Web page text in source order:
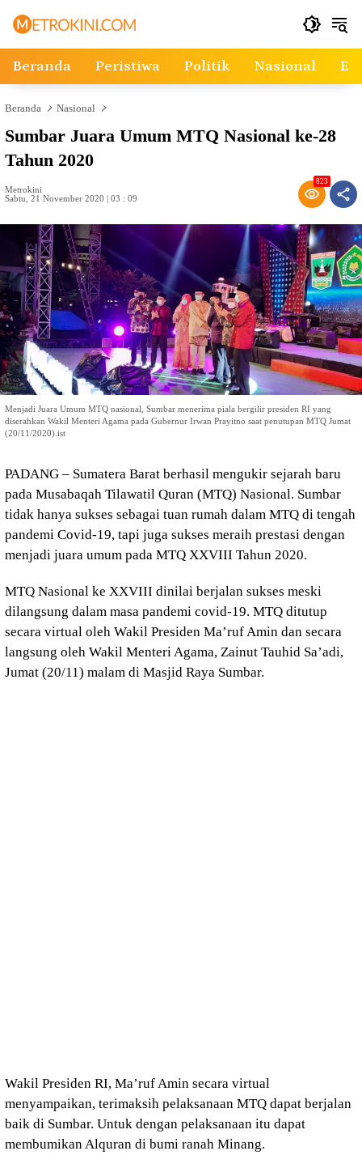
Beranda Peristiwa Politik Nasional
Beranda Nasional
Sumbar Juara Umum MTQ Nasional ke-28
Tahun 2020
Metrokini
Sabtu, 21 November 2020 | 03 : 09
823
Menjadi Juara Umum MTQ nasional, Sumbar menerima piala bergilir presiden RI yang
diserahkan Wakil Menteri Agama pada Gubernur Irwan Prayitno saat penutupan MTQ Jumat
(20/11/2020).ist
PADANG – Sumatera Barat berhasil mengukir sejarah baru
pada Musabaqah Tilawatil Quran (MTQ) Nasional. Sumbar
tidak hanya sukses sebagai tuan rumah dalam MTQ di tengah
pandemi Covid-19, tapi juga sukses meraih prestasi dengan
menjadi juara umum pada MTQ XXVIII Tahun 2020.
MTQ Nasional ke XXVIII dinilai berjalan sukses meski
dilangsung dalam masa pandemi covid-19. MTQ ditutup
secara virtual oleh Wakil Presiden Ma’ruf Amin dan secara
langsung oleh Wakil Menteri Agama, Zainut Tauhid Sa’adi,
Jumat (20/11) malam di Masjid Raya Sumbar.
Wakil Presiden RI, Ma’ruf Amin secara virtual
menyampaikan, terimaksih pelaksanaan MTQ dapat berjalan
baik di Sumbar. Untuk dengan pelaksanaan itu dapat
membumikan Alquran di bumi ranah Minang.